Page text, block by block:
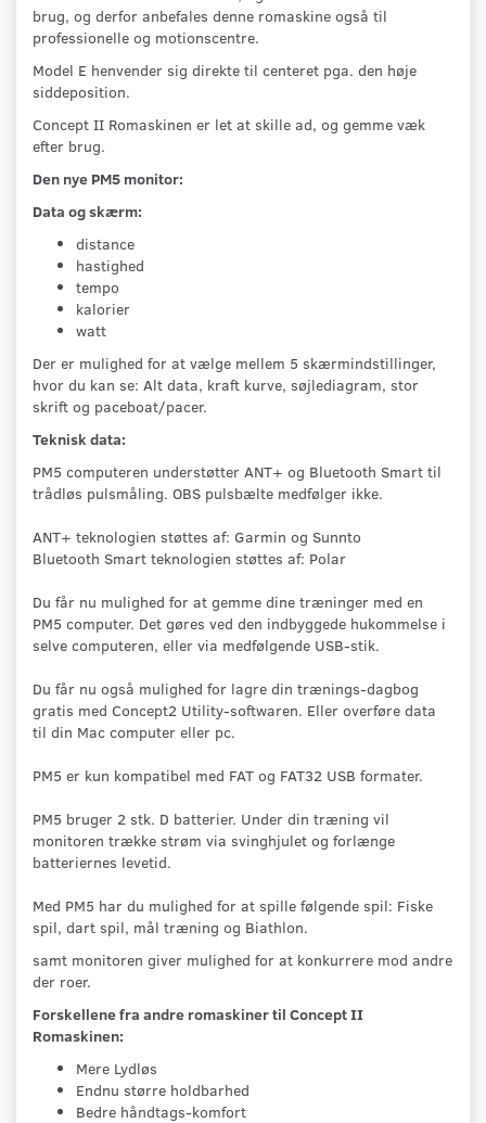
brug, og derfor anbefales denne romaskine også til
professionelle og motionscentre.
Model E henvender sig direkte til centeret pga. den høje
siddeposition.
Concept II Romaskinen er let at skille ad, og gemme væk
efter brug.
Den nye PM5 monitor:
Data og skærm:
distance
hastighed
tempo
kalorier
watt
Der er mulighed for at vælge mellem 5 skærmindstillinger,
hvor du kan se: Alt data, kraft kurve, søjlediagram, stor
skrift og paceboat/pacer.
Teknisk data:
PM5 computeren understøtter ANT+ og Bluetooth Smart til
trådløs pulsmåling. OBS pulsbælte medfølger ikke.
ANT+ teknologien støttes af: Garmin og Sunnto
Bluetooth Smart teknologien støttes af: Polar
Du får nu mulighed for at gemme dine træninger med en
PM5 computer. Det gøres ved den indbyggede hukommelse i
selve computeren, eller via medfølgende USB-stik.
Du får nu også mulighed for lagre din trænings-dagbog
gratis med Concept2 Utility-softwaren. Eller overføre data
til din Mac computer eller pc.
PM5 er kun kompatibel med FAT og FAT32 USB formater.
PM5 bruger 2 stk. D batterier. Under din træning vil
monitoren trække strøm via svinghjulet og forlænge
batteriernes levetid.
Med PM5 har du mulighed for at spille følgende spil: Fiske
spil, dart spil, mål træning og Biathlon.
samt monitoren giver mulighed for at konkurrere mod andre
der roer.
Forskellene fra andre romaskiner til Concept II
Romaskinen:
Mere Lydløs
Endnu større holdbarhed
Bedre håndtags-komfort